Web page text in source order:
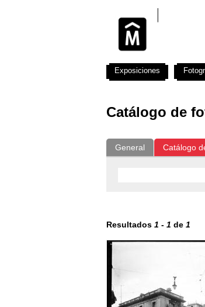
Catálogo de
General Catálogo
Resultados 1 - 1 de 1
Exposiciones